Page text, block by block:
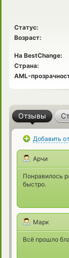
Статус:
Возраст:
На BestChange:
Страна:
AML-
Отзывы
Добавить
Арчи
Понравилось
быстро.
Марк
Всё прошло